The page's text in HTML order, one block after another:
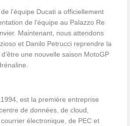
l’équipe Ducati a officiellement
de l’équipe au Palazzo Re
Maintenant, nous attendons
et Danilo Petrucci reprendre la
une nouvelle saison MotoGP
est la première entreprise
de données, de cloud,
électronique, de PEC et